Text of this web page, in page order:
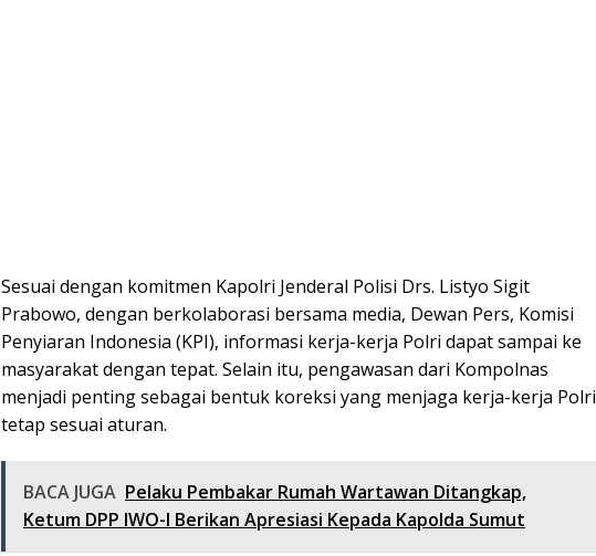
Sesuai dengan komitmen Kapolri Jenderal Polisi Drs. Listyo Sigit
Prabowo, dengan berkolaborasi bersama media, Dewan Pers, Komisi
Penyiaran Indonesia (KPI), informasi kerja-kerja Polri dapat sampai ke
masyarakat dengan tepat. Selain itu, pengawasan dari Kompolnas
menjadi penting sebagai bentuk koreksi yang menjaga kerja-kerja Polri
tetap sesuai aturan.
BACA JUGA Pelaku Pembakar Rumah Wartawan Ditangkap,
Ketum DPP IWO-I Berikan Apresiasi Kepada Kapolda Sumut